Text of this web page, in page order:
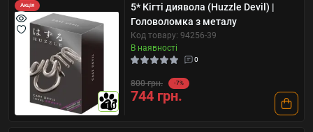
Акція
10
5* Кігті диявола (Huzzle Devil) |
Головоломка з металу
Код товару: 94256-39
В наявності
0
800 грн. -7%
744 грн.